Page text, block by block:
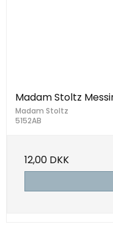
Madam Stoltz
Madam Stoltz
5152AB
12,00 DKK